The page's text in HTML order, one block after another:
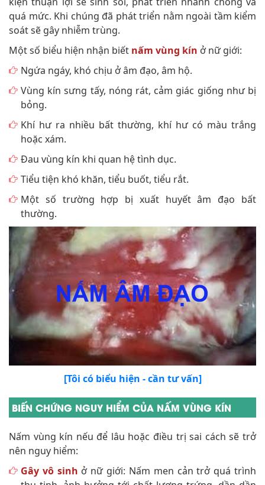
quá mức. Khi chúng đã phát triển nằm ngoài tầm kiểm
soát sẽ gây nhiễm trùng.
Một số biểu hiện nhận biết nấm vùng kín ở nữ giới:
Ngứa ngáy, khó chịu ở âm đạo, âm hộ.
Vùng kín sưng tấy, nóng rát, cảm giác giống như bị
bỏng.
Khí hư ra nhiều bất thường, khí hư có màu trắng
hoặc xám.
Đau vùng kín khi quan hệ tình dục.
Tiểu tiện khó khăn, tiểu buốt, tiểu rắt.
Một số trường hợp bị xuất huyết âm đạo bất
thường.
[Tôi có biểu hiện - cần tư vấn]
BIẾN CHỨNG NGUY HIỂM CỦA NẤM VÙNG KÍN
Nấm vùng kín nếu để lâu hoặc điều trị sai cách sẽ trở
nên nguy hiểm:
Gây vô sinh ở nữ giới: Nấm men cản trở quá trình